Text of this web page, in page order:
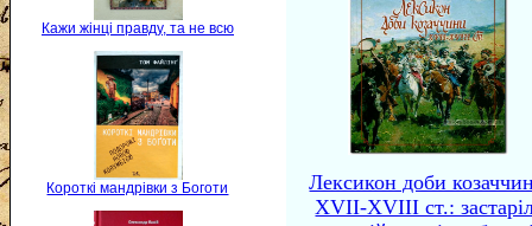
Кажи жінці правду, та не всю
Короткі мандрівки з Боготи
Лексикон доби
XVII-XVIII ст.: